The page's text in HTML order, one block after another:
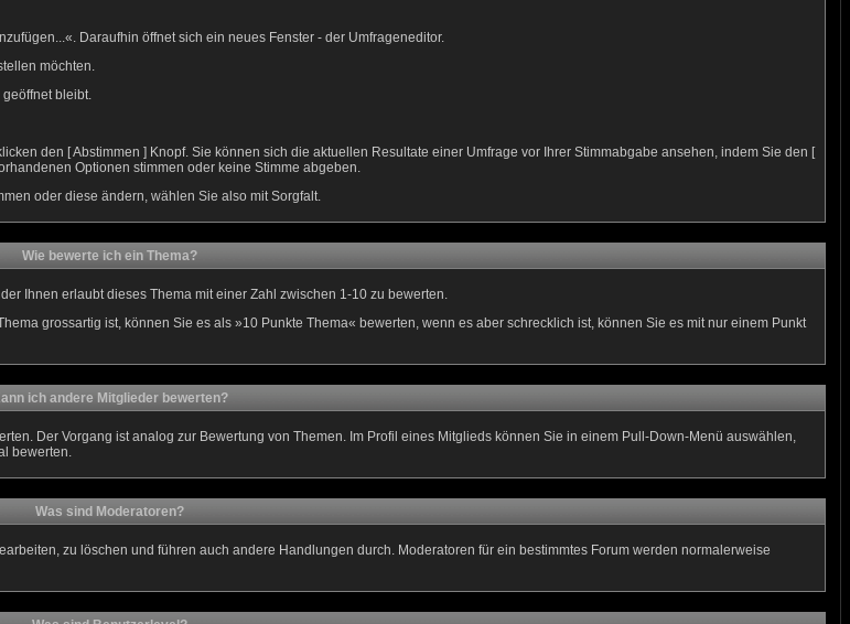
Daraufhin öffnet sich ein neues Fenster - der Umfrageneditor.
möchten.
bleibt.
den [ Abstimmen ] Knopf. Sie können sich die aktuellen Resultate einer Umfrage vor Ihrer Stimmabgabe ansehen, indem Sie den [
Optionen stimmen oder keine Stimme abgeben.
oder diese ändern, wählen Sie also mit Sorgfalt.
Wie bewerte ich ein Thema?
Ihnen erlaubt dieses Thema mit einer Zahl zwischen 1-10 zu bewerten.
grossartig ist, können Sie es als »10 Punkte Thema« bewerten, wenn es aber schrecklich ist, können Sie es mit nur einem Punkt
ich andere Mitglieder bewerten?
Der Vorgang ist analog zur Bewertung von Themen. Im Profil eines Mitglieds können Sie in einem Pull-Down-Menü auswählen,
bewerten.
Was sind Moderatoren?
zu löschen und führen auch andere Handlungen durch. Moderatoren für ein bestimmtes Forum werden normalerweise